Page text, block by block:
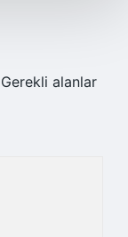
Gerekli alanlar